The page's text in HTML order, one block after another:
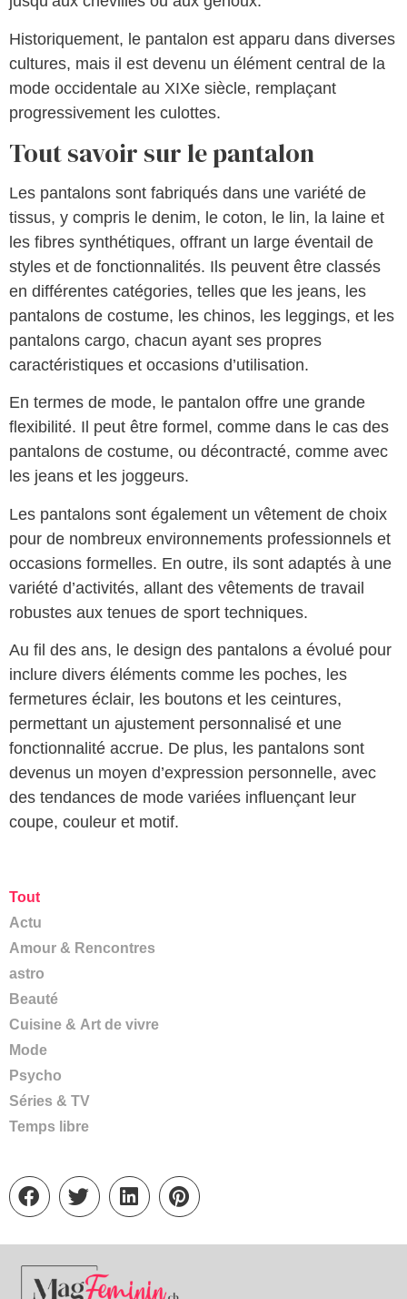
Historiquement, le pantalon est apparu dans diverses
cultures, mais il est devenu un élément central de la
mode occidentale au XIXe siècle, remplaçant
progressivement les culottes.
Tout savoir sur le pantalon
Les pantalons sont fabriqués dans une variété de
tissus, y compris le denim, le coton, le lin, la laine et
les fibres synthétiques, offrant un large éventail de
styles et de fonctionnalités. Ils peuvent être classés
en différentes catégories, telles que les jeans, les
pantalons de costume, les chinos, les leggings, et les
pantalons cargo, chacun ayant ses propres
caractéristiques et occasions d’utilisation.
En termes de mode, le pantalon offre une grande
flexibilité. Il peut être formel, comme dans le cas des
pantalons de costume, ou décontracté, comme avec
les jeans et les joggeurs.
Les pantalons sont également un vêtement de choix
pour de nombreux environnements professionnels et
occasions formelles. En outre, ils sont adaptés à une
variété d’activités, allant des vêtements de travail
robustes aux tenues de sport techniques.
Au fil des ans, le design des pantalons a évolué pour
inclure divers éléments comme les poches, les
fermetures éclair, les boutons et les ceintures,
permettant un ajustement personnalisé et une
fonctionnalité accrue. De plus, les pantalons sont
devenus un moyen d’expression personnelle, avec
des tendances de mode variées influençant leur
coupe, couleur et motif.
Actu
Amour & Rencontres
astro
Beauté
Cuisine & Art de vivre
Mode
Psycho
Séries & TV
Temps libre
Tout